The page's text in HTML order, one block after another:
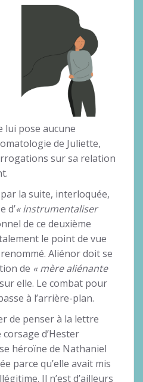
lui pose aucune
de Juliette,
sur sa relation
la suite, interloquée,
d’« instrumentaliser
de ce deuxième
le point de vue
Aliénor doit se
de « mère aliénante
elle. Le combat pour
à l’arrière-plan.
de penser à la lettre
d’Hester
héroïne de Nathaniel
parce qu’elle avait mis
Il n’est d’ailleurs